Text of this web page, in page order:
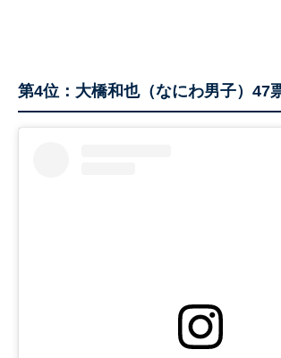
第4位：大橋和也（なにわ男子）47